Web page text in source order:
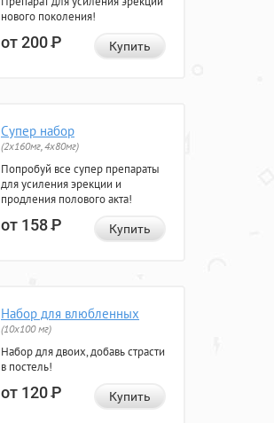
нового поколения!
от 200Р Купить
Супер набор
(2х160мг, 4х80мг)
Попробуй все супер препараты
для усиления эрекции и
продления полового акта!
от 158Р Купить
Набор для влюбленных
(10х100 мг)
Набор для двоих, добавь страсти
в постель!
от 120Р Купить